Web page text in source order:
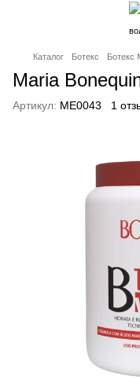
Каталог Ботекс Ботекс
Maria
Артикул: ME0043 1